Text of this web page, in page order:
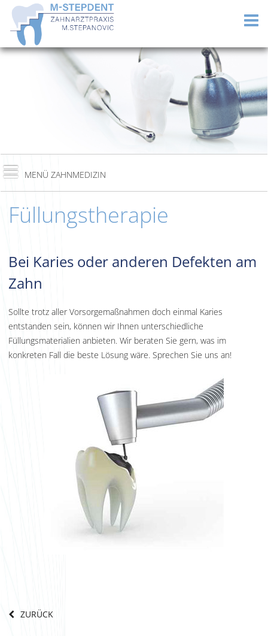
Füllungstherapie
Bei Karies oder anderen Defekten am
Zahn
Sollte trotz aller Vorsorgemaßnahmen doch einmal Karies
entstanden sein, können wir Ihnen unterschiedliche
Füllungsmaterialien anbieten. Wir beraten Sie gern, was im
konkreten Fall die beste Lösung wäre. Sprechen Sie uns an!
ZURÜCK